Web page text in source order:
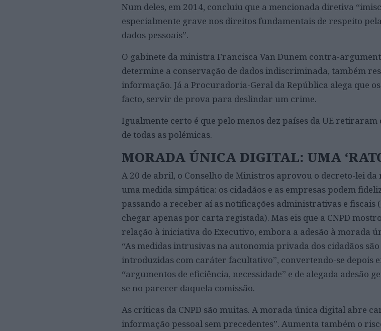
Num deles, em 2014, concluiu que a mencionada diretiva
especialmente grave nos direitos fundamentais de respeito
dados pessoais”.
O gabinete da ministra Francisca Van Dunem contra-
determine a conservação de dados indiscriminada, também
informação. Já a Procuradoria-Geral da República alega que
facto, servir de prova para deslindar um crime.
Igualmente certo é que pelo menos dez países da UE
de todas as polémicas.
MORADA ÚNICA DIGITAL: UMA
A 20 de abril, o Conselho de Ministros aprovou o decreto-lei
uma medida simpática: os cidadãos e as empresas podem
passando a receber aí as notificações administrativas e fiscais
chegar apenas por carta registada). Mas eis que a CNPD
relação à iniciativa do Executivo, embora a adesão à morada
“As medidas intrusivas na autonomia privada dos cidadãos
introduzidas com caráter facultativo”, convertendo-se depois
“argumentos de eficiência, necessidade” e de alegada adesão
se no parecer daquela comissão.
As críticas da CNPD são muitas. A morada única digital abre
informação pessoal sem precedentes”. Aumenta também o